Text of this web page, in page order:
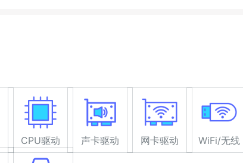
CPU驱动 声卡驱动 网卡驱动 WiFi/无线